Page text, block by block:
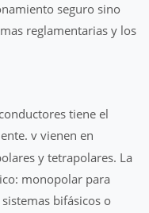
seguro sino
reglamentarias y los
tiene el
v vienen en
y tetrapolares. La
monopolar para
bifásicos o